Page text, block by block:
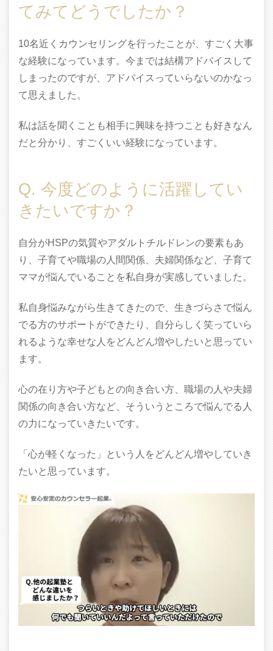
てみてどうでしたか？
10名近くカウンセリングを行ったことが、すごく大事
な経験になっています。今までは結構アドバイスして
しまったのですが、アドバイスっていらないのかなっ
て思えました。
私は話を聞くことも相手に興味を持つことも好きなん
だと分かり、すごくいい経験になっています。
Q. 今度どのように活躍してい
きたいですか？
自分がHSPの気質やアダルトチルドレンの要素もあ
り、子育てや職場の人間関係、夫婦関係など、子育て
ママが悩んでいることを私自身が実感していました。
私自身悩みながら生きてきたので、生きづらさで悩ん
でる方のサポートができたり、自分らしく笑っていら
れるような幸せな人をどんどん増やしたいと思ってい
ます。
心の在り方や子どもとの向き合い方、職場の人や夫婦
関係の向き合い方など、そういうところで悩んでる人
の力になっていきたいです。
「心が軽くなった」という人をどんどん増やしていき
たいと思っています。